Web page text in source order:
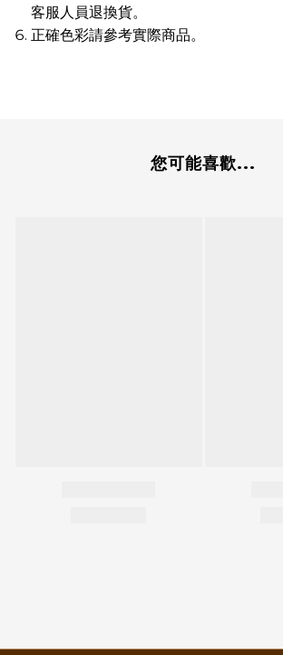
客服人員退換貨。
正確色彩請參考實際商品。
您可能喜歡...